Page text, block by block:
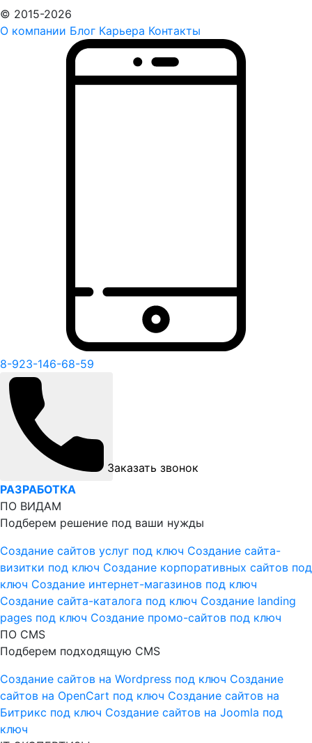
© 2015-2026
О компании Блог Карьера Контакты
8-923-146-68-59
Заказать звонок
РАЗРАБОТКА
ПО ВИДАМ
Подберем решение под ваши нужды
Создание сайтов услуг под ключ Создание сайта-
визитки под ключ Создание корпоративных сайтов под
ключ Создание интернет-магазинов под ключ
Создание сайта-каталога под ключ Создание landing
pages под ключ Создание промо-сайтов под ключ
ПО CMS
Подберем подходящую CMS
Создание сайтов на Wordpress под ключ Создание
сайтов на OpenCart под ключ Создание сайтов на
Битрикс под ключ Создание сайтов на Joomla под
ключ